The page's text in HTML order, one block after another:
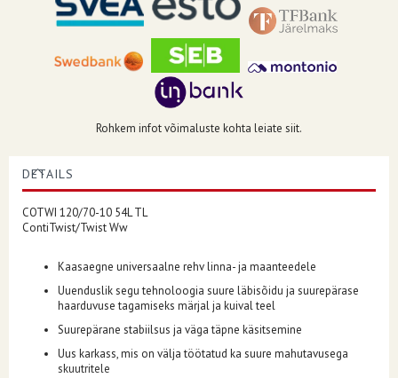
Rohkem infot võimaluste kohta leiate siit.
DETAILS
COTWI 120/70-10 54L TL
ContiTwist/Twist Ww
Kaasaegne universaalne rehv linna- ja maanteedele
Uuenduslik segu tehnoloogia suure läbisõidu ja suurepärase
haarduvuse tagamiseks märjal ja kuival teel
Suurepärane stabiilsus ja väga täpne käsitsemine
Uus karkass, mis on välja töötatud ka suure mahutavusega
skuutritele